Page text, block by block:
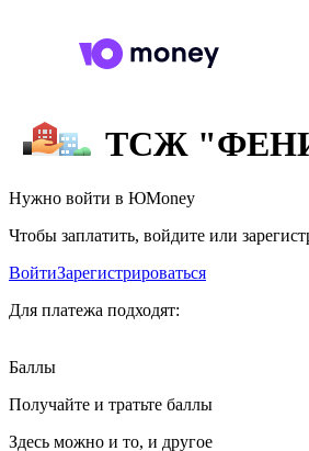
ТСЖ
Нужно войти в ЮMoney
Чтобы заплатить, войдите или
ВойтиЗарегистрироваться
Для платежа подходят:
Баллы
Получайте и тратьте баллы
Здесь можно и то, и другое